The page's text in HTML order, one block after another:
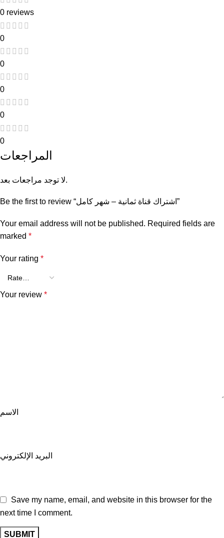
0 reviews
0
0
0
0
0
المراجعات
لا توجد مراجعات بعد.
Be the first to review “اشتراك قناة ثمانية – شهر كامل”
Your email address will not be published. Required fields are
marked *
Your rating *
Your review *
الاسم
البريد الإلكتروني
Save my name, email, and website in this browser for the
next time I comment.